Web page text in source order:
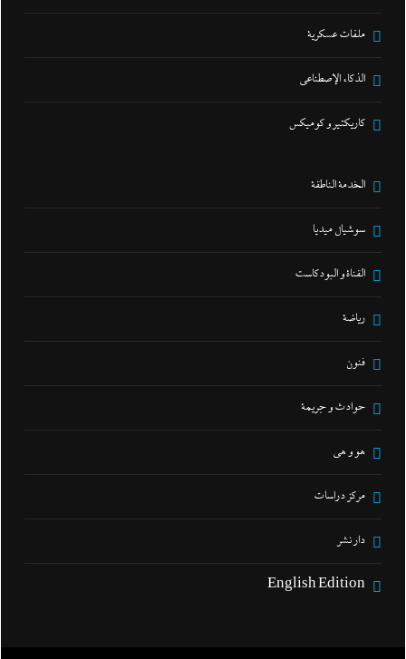
ملفات عسكرية
الذكاء الإصطناعي
كاريكتير و كوميكس
الخدمة الناطقة
سوشيال ميديا
القناة و البودكاست
رياضة
فنون
حوادث و جريمة
هو و هي
مركز دراسات
دار نشر
English Edition